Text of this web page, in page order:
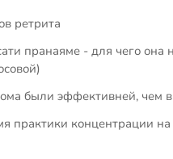
ретрита
пранаяме - для чего
были эффективней, чем
практики концентрации